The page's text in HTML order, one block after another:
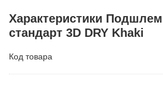
Характеристики
стандарт 3D DRY Khaki
Код товара